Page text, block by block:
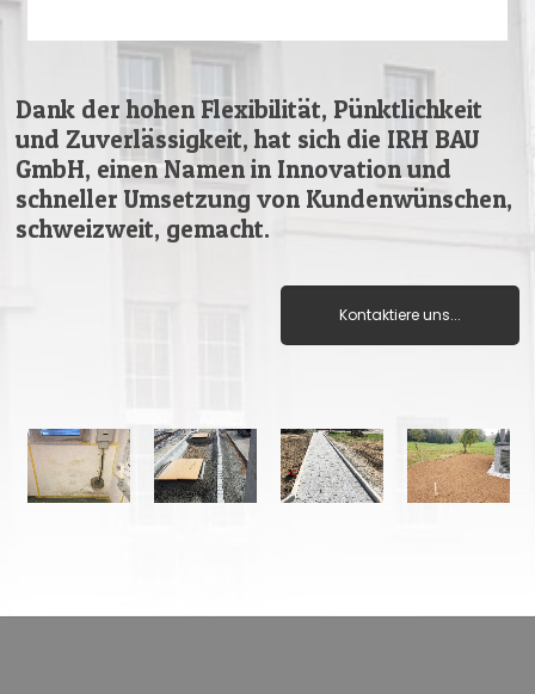
Dank der hohen Flexibilität, Pünktlichkeit
und Zuverlässigkeit, hat sich die IRH BAU
GmbH, einen Namen in Innovation und
schneller Umsetzung von Kundenwünschen,
schweizweit, gemacht.
Kontaktiere uns...